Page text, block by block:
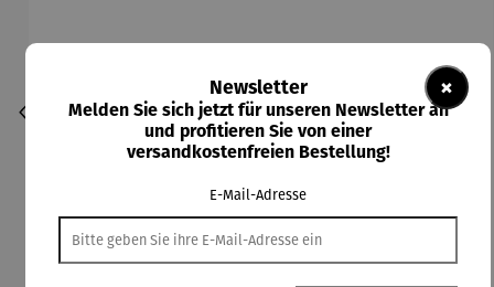
×
Newsletter
Melden Sie sich jetzt für unseren Newsletter an
und profitieren Sie von einer
versandkostenfreien Bestellung!
E-Mail-Adresse